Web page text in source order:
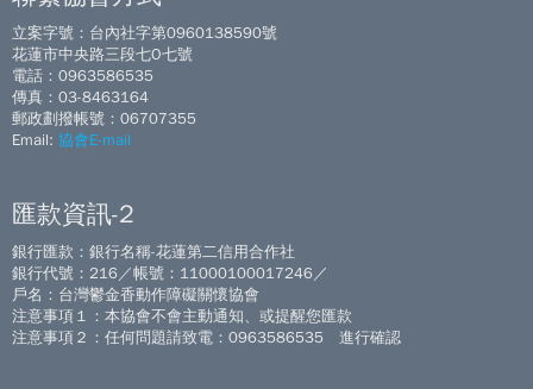
立案字號：台內社字第0960138590號
花蓮市中央路三段七O七號
電話：0963586535
傳真：03-8463164
郵政劃撥帳號：06707355
Email: 協會E-mail
匯款資訊-2
銀行匯款：銀行名稱-花蓮第二信用合作社
銀行代號：216／帳號：11000100017246／
戶名：台灣鬱金香動作障礙關懷協會
注意事項１：本協會不會主動通知、或提醒您匯款
注意事項２：任何問題請致電：0963586535 進行確認